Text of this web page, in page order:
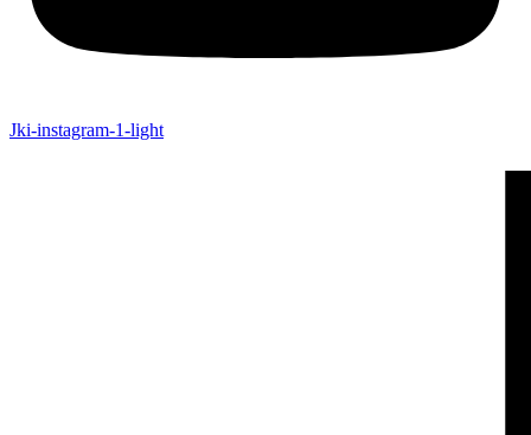
Jki-instagram-1-light